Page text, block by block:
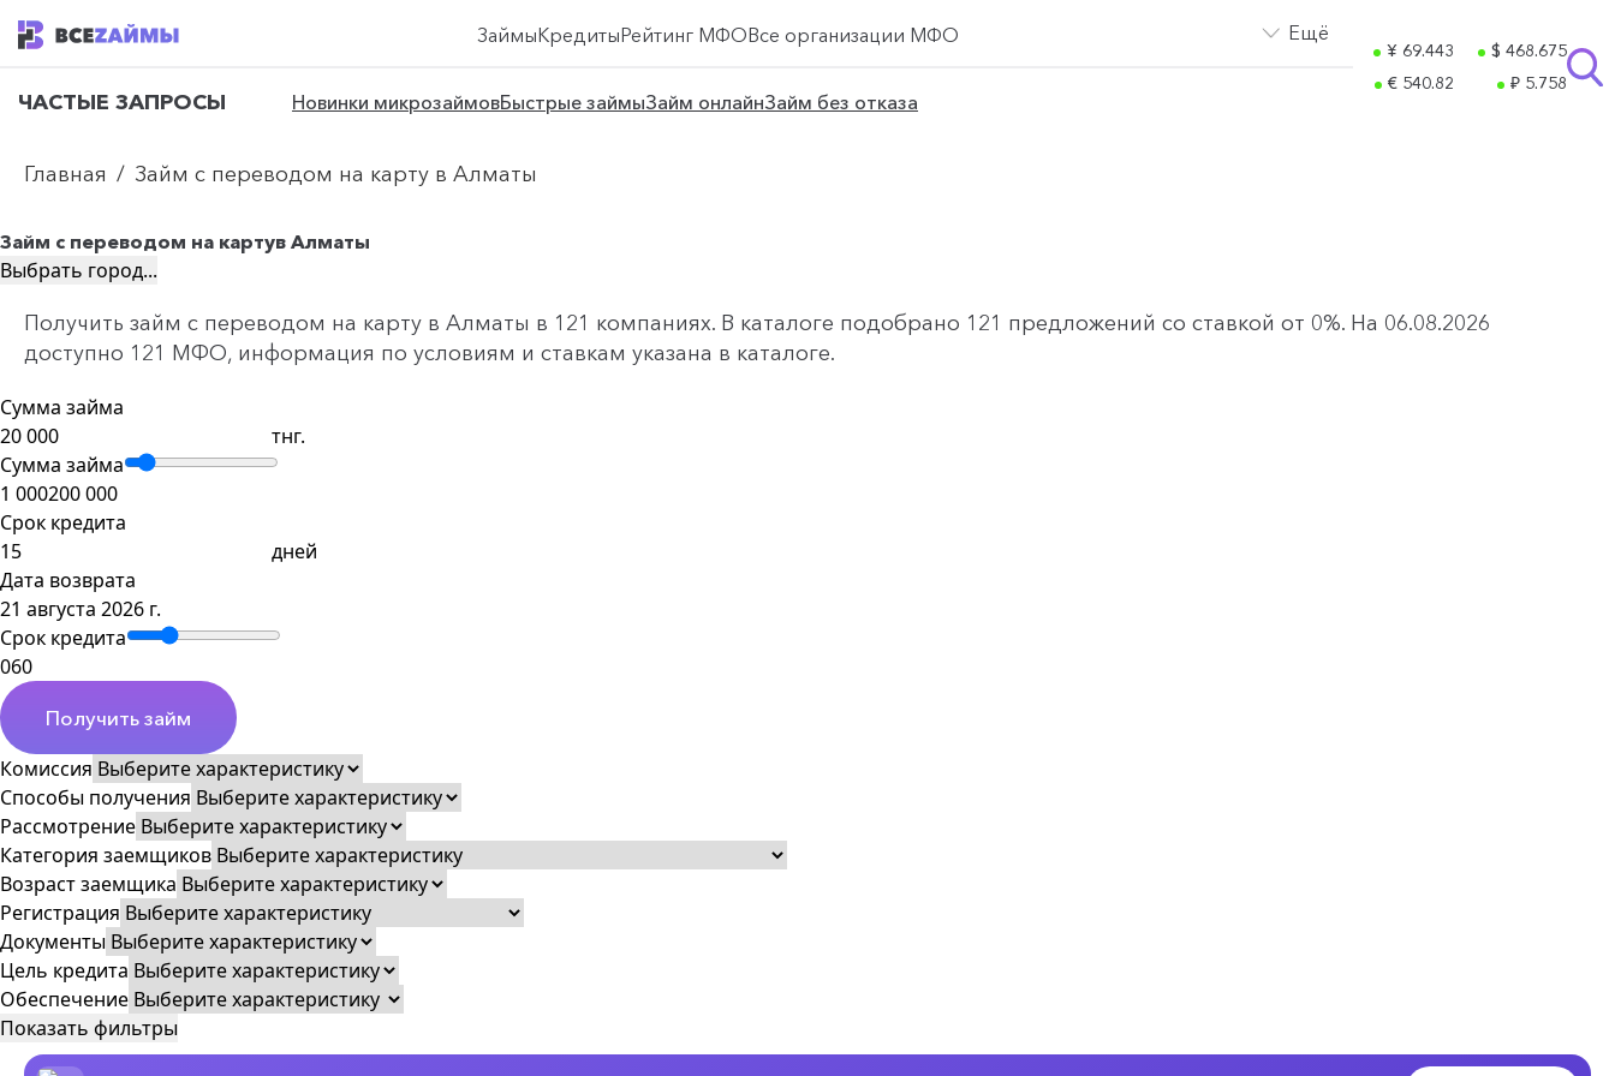
ЗаймыКредитыРейтинг МФОВсе организации МФО Ещё
ЧАСТЫЕ ЗАПРОСЫ Новинки микрозаймовБыстрые займыЗайм онлайнЗайм без отказа
¥ 69.443
$ 468.675
€ 540.82
₽ 5.758
Главная / Займ с переводом на карту в Алматы
Займ с переводом на картув Алматы
Выбрать город...
Получить займ с переводом на карту в Алматы в 121 компаниях. В каталоге подобрано 121 предложений со ставкой от 0%. На 06.08.2026
доступно 121 МФО, информация по условиям и ставкам указана в каталоге.
Сумма займа
тнг.
Сумма займа
1 000200 000
Срок кредита
дней
Дата возврата
21 августа 2026 г.
Срок кредита
060
Получить займ
Комиссия
Способы получения
Рассмотрение
Категория заемщиков
Возраст заемщика
Регистрация
Документы
Цель кредита
Обеспечение
Показать фильтры